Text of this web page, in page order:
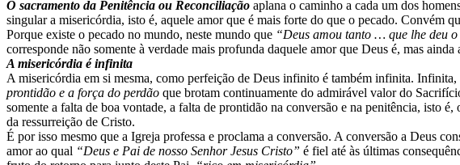
O sacramento da Penitência ou Reconciliação aplana o caminho a cada um dos
singular a misericórdia, isto é, aquele amor que é mais forte do que o pecado. Convém
Porque existe o pecado no mundo, neste mundo que “Deus amou tanto … que lhe deu
corresponde não somente à verdade mais profunda daquele amor que Deus é, mas
A misericórdia é infinita
A misericórdia em si mesma, como perfeição de Deus infinito é também infinita.
prontidão e a força do perdão que brotam continuamente do admirável valor do
somente a falta de boa vontade, a falta de prontidão na conversão e na penitência, isto
da ressurreição de Cristo.
É por isso mesmo que a Igreja professa e proclama a conversão. A conversão a Deus
amor ao qual “Deus e Pai de nosso Senhor Jesus Cristo” é fiel até às últimas